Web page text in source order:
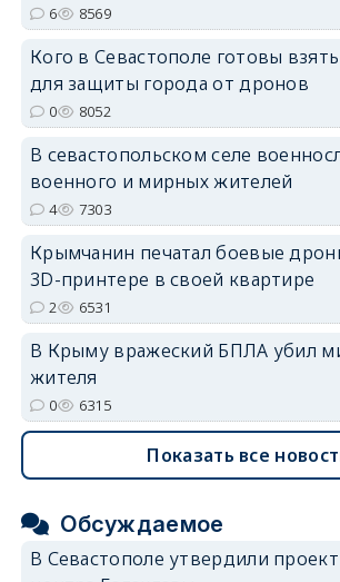
6 8569
Кого в Севастополе готовы
для защиты города от дронов
0 8052
В севастопольском селе
военного и мирных жителей
4 7303
Крымчанин печатал боевые
3D-принтере в своей квартире
2 6531
В Крыму вражеский БПЛА убил
жителя
0 6315
Показать все
Обсуждаемое
В Севастополе утвердили